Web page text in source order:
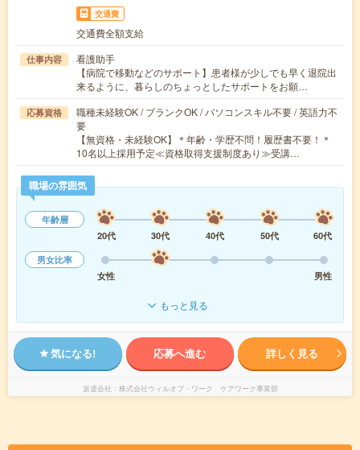
交通費
交通費全額支給
仕事内容
看護助手
【病院で移動などのサポート】患者様が少しでも早く退院出
来るように、暮らしのちょっとしたサポートをお願…
応募資格
職種未経験OK / ブランクOK / パソコンスキル不要 / 英語力不
要
【無資格・未経験OK】＊年齢・学歴不問！履歴書不要！＊
10名以上採用予定≪資格取得支援制度あり≫受講…
職場の雰囲気
年齢層
20代
30代 40代 50代
60代
男女比率
女性
男性
もっと見る
気になる! 応募へ進む 詳しく見る
派遣会社 株式会社ウィルオブ・ワーク ケアワーク事業部